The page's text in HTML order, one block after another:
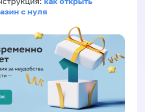
с нуля